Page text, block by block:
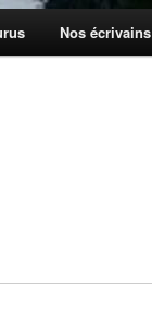
Nos écrivains